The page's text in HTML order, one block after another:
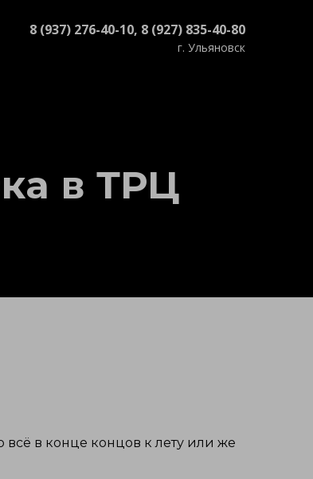
8 (937) 276-40-10, 8 (927) 835-40-80
г. Ульяновск
в ТРЦ
всё в конце концов к лету или же